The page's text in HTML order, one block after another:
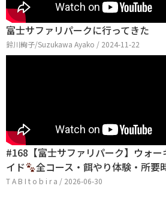
富士サファリパークに行ってきた
鈴川絢子/Suzukawa Ayako / 2024-11-22
#168【富士サファリパーク】ウォ
イド
全コース・餌やり体験・所要
T A B I t o b i r a / 2026-06-30